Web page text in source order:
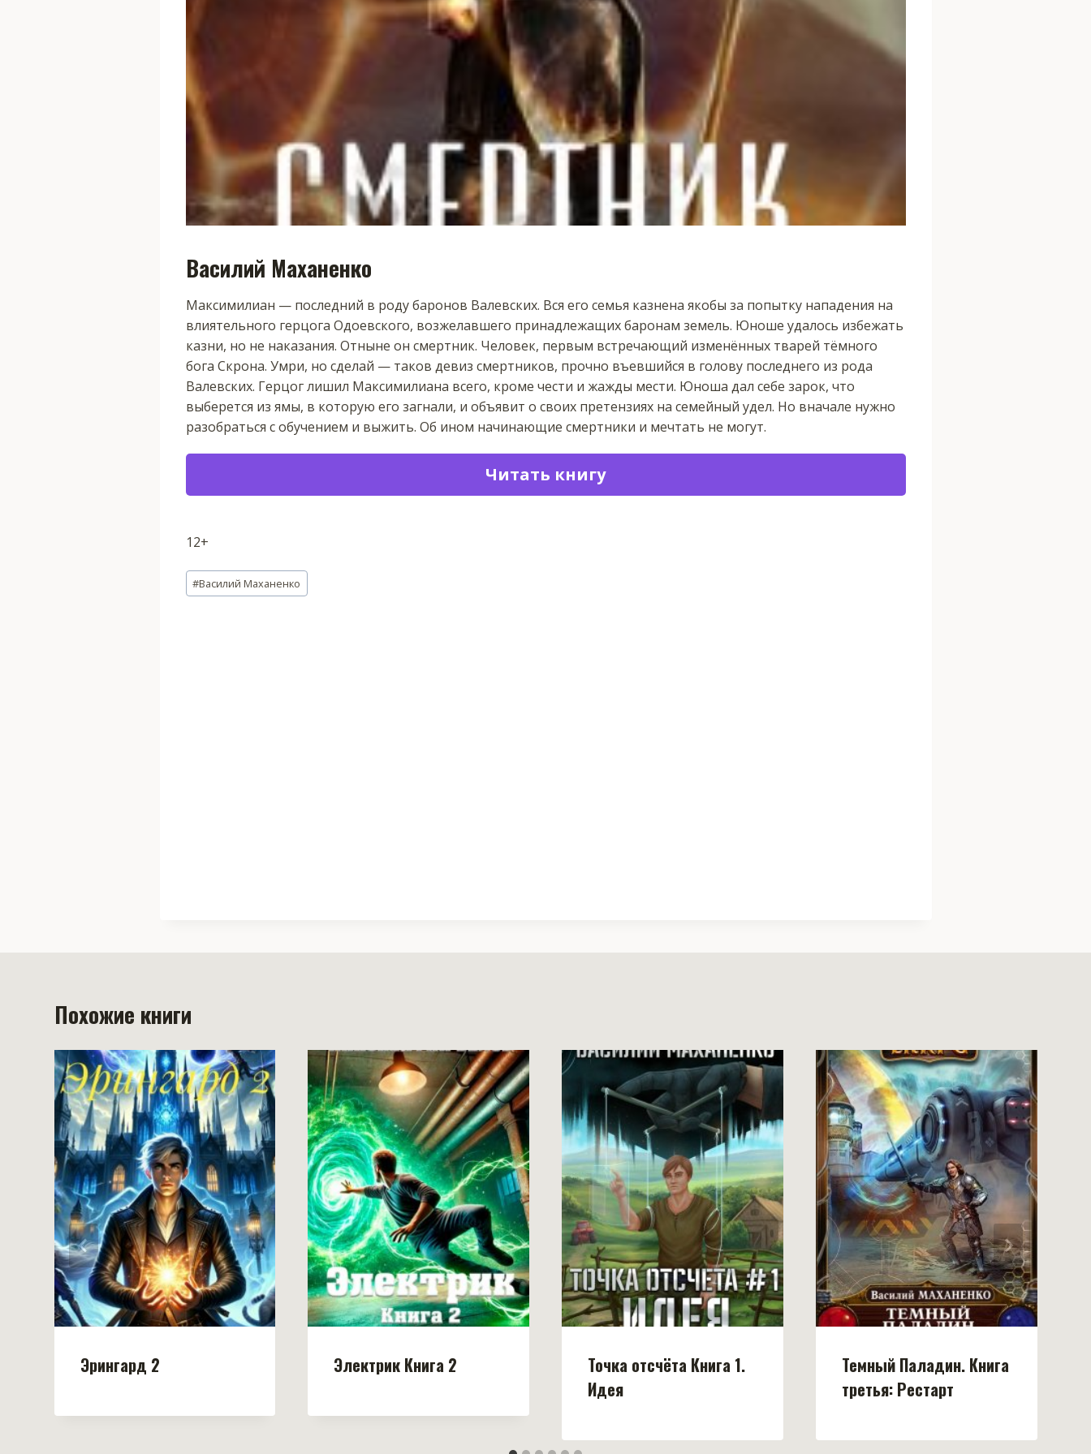
Василий Маханенко
Максимилиан — последний в роду баронов Валевских. Вся его семья казнена якобы за попытку нападения на
влиятельного герцога Одоевского, возжелавшего принадлежащих баронам земель. Юноше удалось избежать
казни, но не наказания. Отныне он смертник. Человек, первым встречающий изменённых тварей тёмного
бога Скрона. Умри, но сделай — таков девиз смертников, прочно въевшийся в голову последнего из рода
Валевских. Герцог лишил Максимилиана всего, кроме чести и жажды мести. Юноша дал себе зарок, что
выберется из ямы, в которую его загнали, и объявит о своих претензиях на семейный удел. Но вначале нужно
разобраться с обучением и выжить. Об ином начинающие смертники и мечтать не могут.
Читать книгу
12+
Метки
записи:
#Василий Маханенко
Похожие книги
Эрингард 2 Электрик Книга 2
Точка отсчёта Книга 1.
Идея
Темный Паладин. Книга
третья: Рестарт